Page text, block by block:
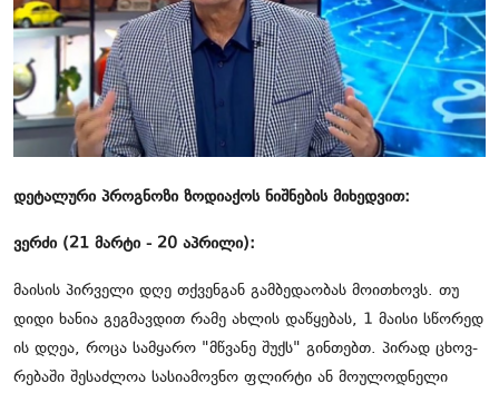
მსოფლიო
ყვითელი პრესა
საკითხავი
დე­ტა­ლუ­რი პროგ­ნო­ზი ზო­დი­ა­ქოს ნიშ­ნე­ბის მი­ხედ­ვით:
ვერ­ძი (21 მარ­ტი - 20 აპ­რი­ლი):
მა­ი­სის პირ­ვე­ლი დღე თქვენ­გან გამ­ბე­და­ო­ბას მო­ი­თხოვს. თუ
დიდი ხა­ნია გეგ­მავ­დით რამე ახ­ლის და­წყე­ბას, 1 მა­ი­სი სწო­რედ
ის დღეა, როცა სამ­ყა­რო "მწვა­ნე შუქს" გინ­თებთ. პი­რად ცხოვ­
რე­ბა­ში შე­საძ­ლოა სა­სი­ა­მოვ­ნო ფლირ­ტი ან მო­უ­ლოდ­ნე­ლი